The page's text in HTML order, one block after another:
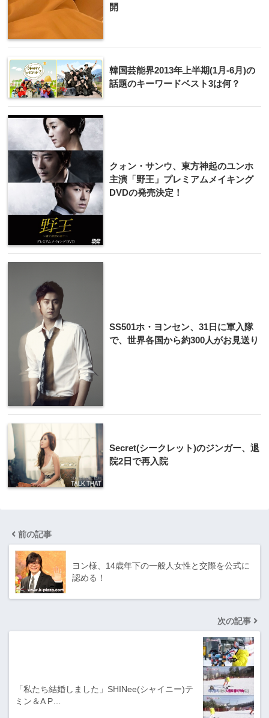
開
韓国芸能界2013年上半期(1月-6月)の
話題のキーワードベスト3は何？
クォン・サンウ、東方神起のユンホ
主演「野王」プレミアムメイキング
DVDの発売決定！
SS501ホ・ヨンセン、31日に軍入隊
で、世界各国から約300人がお見送り
Secret(シークレット)のジンガー、退
院2日で再入院
前の記事
ヨン様、14歳年下の一般人女性と交際を公式に
認める！
次の記事
「私たち結婚しました」SHINee(シャイニー)テ
ミン＆A P…